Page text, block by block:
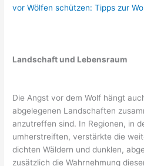
vor Wölfen schützen: Tipps zur
Landschaft und Lebensraum
Die Angst vor dem Wolf hängt
abgelegenen Landschaften
anzutreffen sind. In Regionen, in
umherstreiften, verstärkte die
dichten Wäldern und dunklen,
zusätzlich die Wahrnehmung